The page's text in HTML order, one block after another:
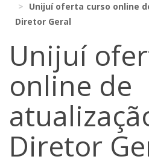
Unijuí oferta curso online
Diretor Geral
Unijuí
online de
Diretor